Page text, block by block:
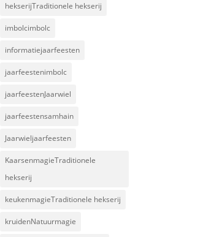
hekserijTraditionele hekserij
imbolcimbolc
informatiejaarfeesten
jaarfeestenimbolc
jaarfeestenJaarwiel
jaarfeestensamhain
Jaarwieljaarfeesten
KaarsenmagieTraditionele
hekserij
keukenmagieTraditionele hekserij
kruidenNatuurmagie